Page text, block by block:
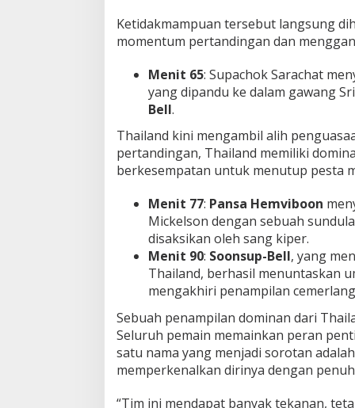
Ketidakmampuan tersebut langsung
momentum pertandingan dan
Menit 65: Supachok Sarachat
yang dipandu ke dalam gawang
Bell.
Thailand kini mengambil alih
pertandingan, Thailand memiliki
berkesempatan untuk menutup pesta
Menit 77: Pansa Hemviboon
Mickelson dengan sebuah
disaksikan oleh sang kiper.
Menit 90: Soonsup-Bell, yang
Thailand, berhasil menuntaskan
mengakhiri penampilan
Sebuah penampilan dominan dari
Seluruh pemain memainkan peran
satu nama yang menjadi sorotan adalah
memperkenalkan dirinya dengan
“Tim ini mendapat banyak tekanan,